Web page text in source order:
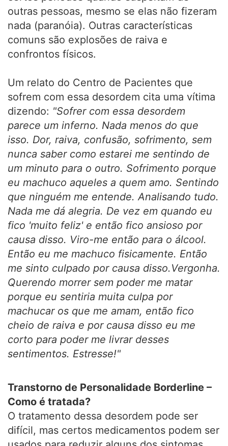
outras pessoas, mesmo se elas não fizeram
nada (paranóia). Outras características
comuns são explosões de raiva e
confrontos físicos.
Um relato do Centro de Pacientes que
sofrem com essa desordem cita uma vítima
dizendo: "Sofrer com essa desordem
parece um inferno. Nada menos do que
isso. Dor, raiva, confusão, sofrimento, sem
nunca saber como estarei me sentindo de
um minuto para o outro. Sofrimento porque
eu machuco aqueles a quem amo. Sentindo
que ninguém me entende. Analisando tudo.
Nada me dá alegria. De vez em quando eu
fico 'muito feliz' e então fico ansioso por
causa disso. Viro-me então para o álcool.
Então eu me machuco fisicamente. Então
me sinto culpado por causa disso.Vergonha.
Querendo morrer sem poder me matar
porque eu sentiria muita culpa por
machucar os que me amam, então fico
cheio de raiva e por causa disso eu me
corto para poder me livrar desses
sentimentos. Estresse!"
Transtorno de Personalidade Borderline –
Como é tratada?
O tratamento dessa desordem pode ser
difícil, mas certos medicamentos podem ser